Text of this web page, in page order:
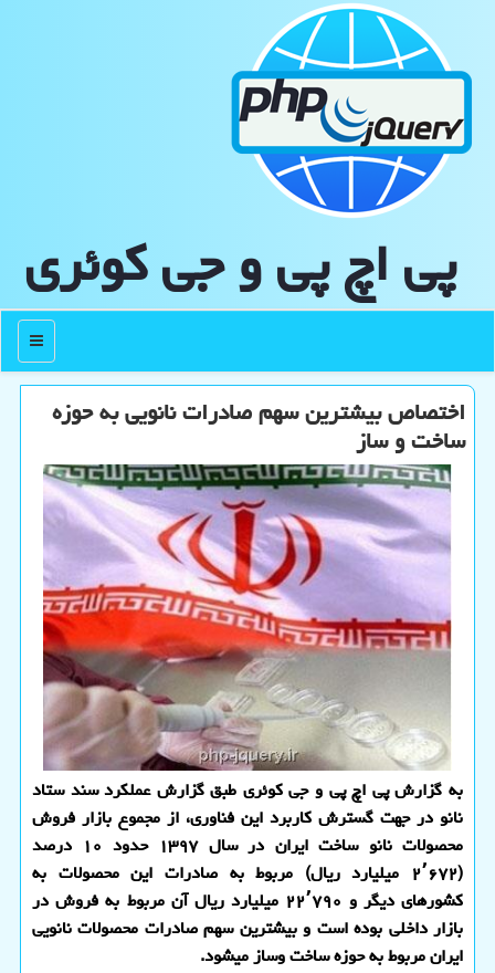
پی اچ پی و جی كوئری
منو
اختصاص بیشترین سهم صادرات نانویی به حوزه
ساخت و ساز
به گزارش پی اچ پی و جی كوئری طبق گزارش عملكرد سند ستاد
نانو در جهت گسترش كاربرد این فناوری، از مجموع بازار فروش
محصولات نانو ساخت ایران در سال ۱۳۹۷ حدود ۱۰ درصد
(۲٬۶۷۲ میلیارد ریال) مربوط به صادرات این محصولات به
كشورهای دیگر و ۲۲٬۷۹۰ میلیارد ریال آن مربوط به فروش در
بازار داخلی بوده است و بیشترین سهم صادرات محصولات نانویی
ایران مربوط به حوزه ساخت وساز می‎شود.